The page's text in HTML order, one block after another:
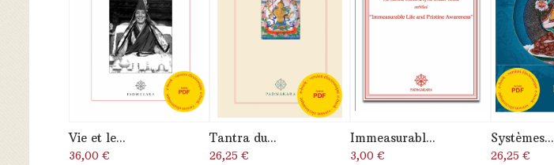
Vie et le...
36,00 €
Tantra du...
26,25 €
Immeasurabl...
3,00 €
Systèmes...
26,25 €